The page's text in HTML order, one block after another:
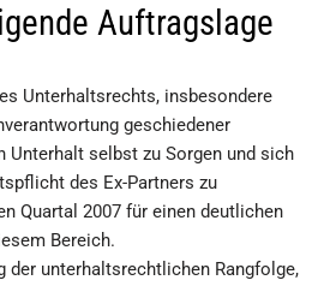
Auftragslage
Unterhaltsrechts, insbesondere
geschiedener
Unterhalt selbst zu Sorgen und sich
des Ex-Partners zu
Quartal 2007 für einen deutlichen
Bereich.
der unterhaltsrechtlichen Rangfolge,